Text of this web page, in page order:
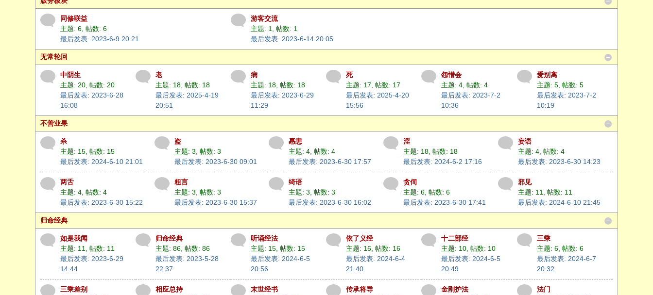
同修联益
主题: 6 帖数: 6
最后发表: 2023-6-9 20:21
游客交流
主题: 1
帖数: 1
最后发表: 2023-6-14 20:05
无常轮回
中阴生
主题: 20 帖数: 20
最后发表: 2023-6-28
16:08
老
主题: 18 帖数: 18
最后发表: 2025-4-19
20:51
病
主题: 18 帖数: 18
最后发表: 2023-6-29
11:29
死
主题: 17 帖数: 17
最后发表: 2025-4-20
15:56
怨憎会
主题: 4 帖数: 4
最后发表: 2023-7-2
10:36
爱别离
主题: 5 帖数: 5
最后发表: 2023-7-2
10:19
不善业果
杀
主题: 15 帖数: 15
最后发表: 2024-6-10 21:01
盗
主题: 3 帖数: 3
最后发表: 2023-6-30 09:01
㥲恚
主题: 4 帖数: 4
最后发表: 2023-6-30 17:57
淫
主题: 18 帖数: 18
最后发表: 2024-6-2 17:16
妄语
主题: 4 帖数: 4
最后发表: 2023-6-30 14:23
两舌
主题: 4 帖数: 4
最后发表: 2023-6-30 15:22
粗言
主题: 3 帖数: 3
最后发表: 2023-6-30 15:37
绮语
主题: 3 帖数: 3
最后发表: 2023-6-30 16:02
贪伺
主题: 6 帖数: 6
最后发表: 2023-6-30 17:41
邪见
主题: 11
帖数: 11
最后发表: 2024-6-10 21:45
归命经典
如是我闻
主题: 11
帖数: 11
最后发表: 2023-6-29
14:44
归命经典
主题: 86 帖数: 86
最后发表: 2023-5-28
22:37
听诵经法
主题: 15 帖数: 15
最后发表: 2024-6-5
20:56
依了义经
主题: 16 帖数: 16
最后发表: 2024-6-4
21:40
十二部经
主题: 10 帖数: 10
最后发表: 2024-6-5
20:49
三乘
主题: 6 帖数: 6
最后发表: 2024-6-7
20:32
三乘差别
相应总持
末世经书
传承将导
金刚护法
法门